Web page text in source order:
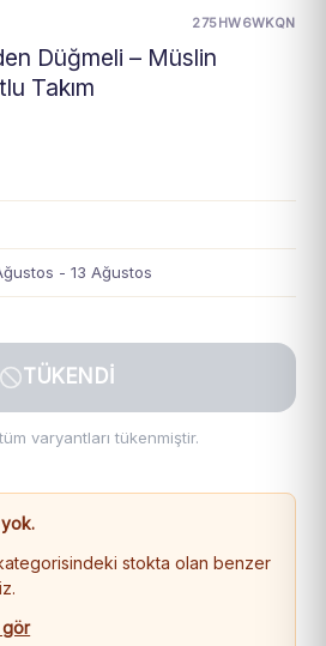
275HW6WKQN
Düğmeli – Müslin
Takım
- 13 Ağustos
TÜKENDI
varyantları tükenmiştir.
stokta olan benzer
gör